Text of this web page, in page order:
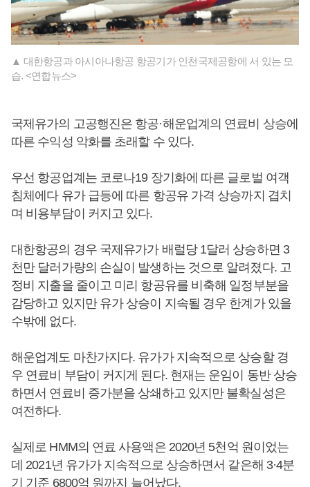
▲ 대한항공과 아시아나항공 항공기가 인천국제공항에 서 있는 모
습. <연합뉴스>
국제유가의 고공행진은 항공·해운업계의 연료비 상승에
따른 수익성 악화를 초래할 수 있다.
우선 항공업계는 코로나19 장기화에 따른 글로벌 여객
침체에다 유가 급등에 따른 항공유 가격 상승까지 겹치
며 비용부담이 커지고 있다.
대한항공의 경우 국제유가가 배럴당 1달러 상승하면 3
천만 달러가량의 손실이 발생하는 것으로 알려졌다. 고
정비 지출을 줄이고 미리 항공유를 비축해 일정부분을
감당하고 있지만 유가 상승이 지속될 경우 한계가 있을
수밖에 없다.
해운업계도 마찬가지다. 유가가 지속적으로 상승할 경
우 연료비 부담이 커지게 된다. 현재는 운임이 동반 상승
하면서 연료비 증가분을 상쇄하고 있지만 불확실성은
여전하다.
실제로 HMM의 연료 사용액은 2020년 5천억 원이었는
데 2021년 유가가 지속적으로 상승하면서 같은해 3·4분
기 기준 6800억 원까지 늘어났다.